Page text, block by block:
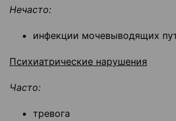
Нечасто:
инфекции мочевыводящих
Психиатрические нарушения
Часто:
тревога